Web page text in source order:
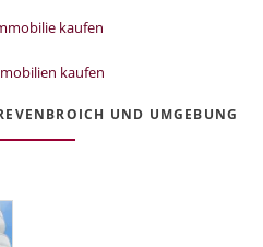
kaufen
kaufen
UND UMGEBUNG